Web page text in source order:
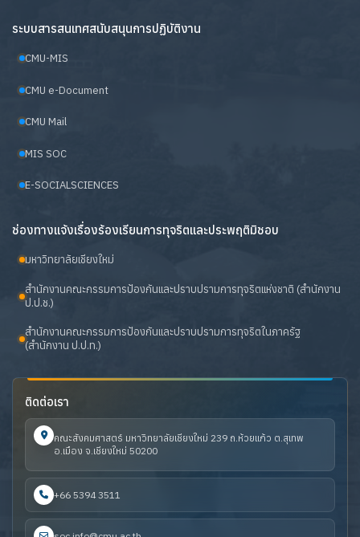
ระบบสารสนเทศสนับสนุนการปฏิบัติงาน
CMU-MIS
CMU e-Document
CMU Mail
MIS SOC
E-SOCIALSCIENCES
ช่องทางแจ้งเรื่องร้องเรียนการทุจริตและประพฤติมิชอบ
มหาวิทยาลัยเชียงใหม่
สำนักงานคณะกรรมการป้องกันและปราบปรามการทุจริตแห่งชาติ (สำนักงาน
ป.ป.ช.)
สำนักงานคณะกรรมการป้องกันและปราบปรามการทุจริตในภาครัฐ
(สำนักงาน ป.ป.ท.)
ติดต่อเรา
คณะสังคมศาสตร์ มหาวิทยาลัยเชียงใหม่ 239 ถ.ห้วยแก้ว ต.สุเทพ
อ.เมือง จ.เชียงใหม่ 50200
+66 5394 3511